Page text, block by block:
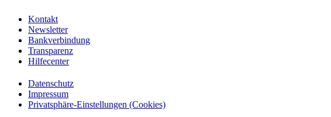
Kontakt
Newsletter
Bankverbindung
Transparenz
Hilfecenter
Datenschutz
Impressum
Privatsphäre-Einstellungen (Cookies)